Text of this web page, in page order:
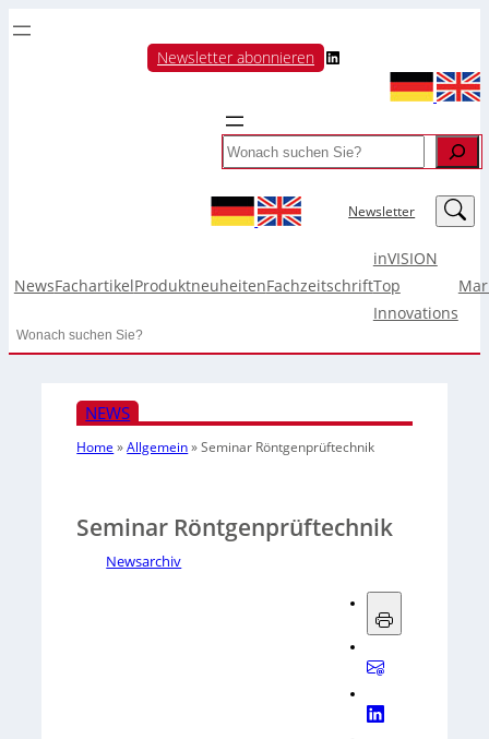
Newsletter abonnieren LinkedIn
Search
Newsletter LinkedIn
NewsFachartikelProduktneuheitenFachzeitschrift
inVISION
Top
Innovations
Search
NEWS
Home »Allgemein»Seminar Röntgenprüftechnik
Seminar Röntgenprüftechnik
Newsarchiv